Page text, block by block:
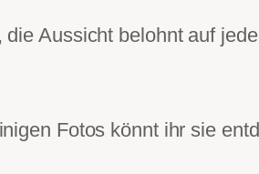
Aussicht belohnt auf
Fotos könnt ihr sie